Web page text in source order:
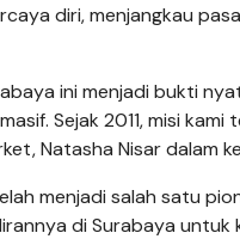
diri, menjangkau
ini menjadi bukti
Sejak 2011, misi
Natasha Nisar dalam
menjadi salah satu
di Surabaya